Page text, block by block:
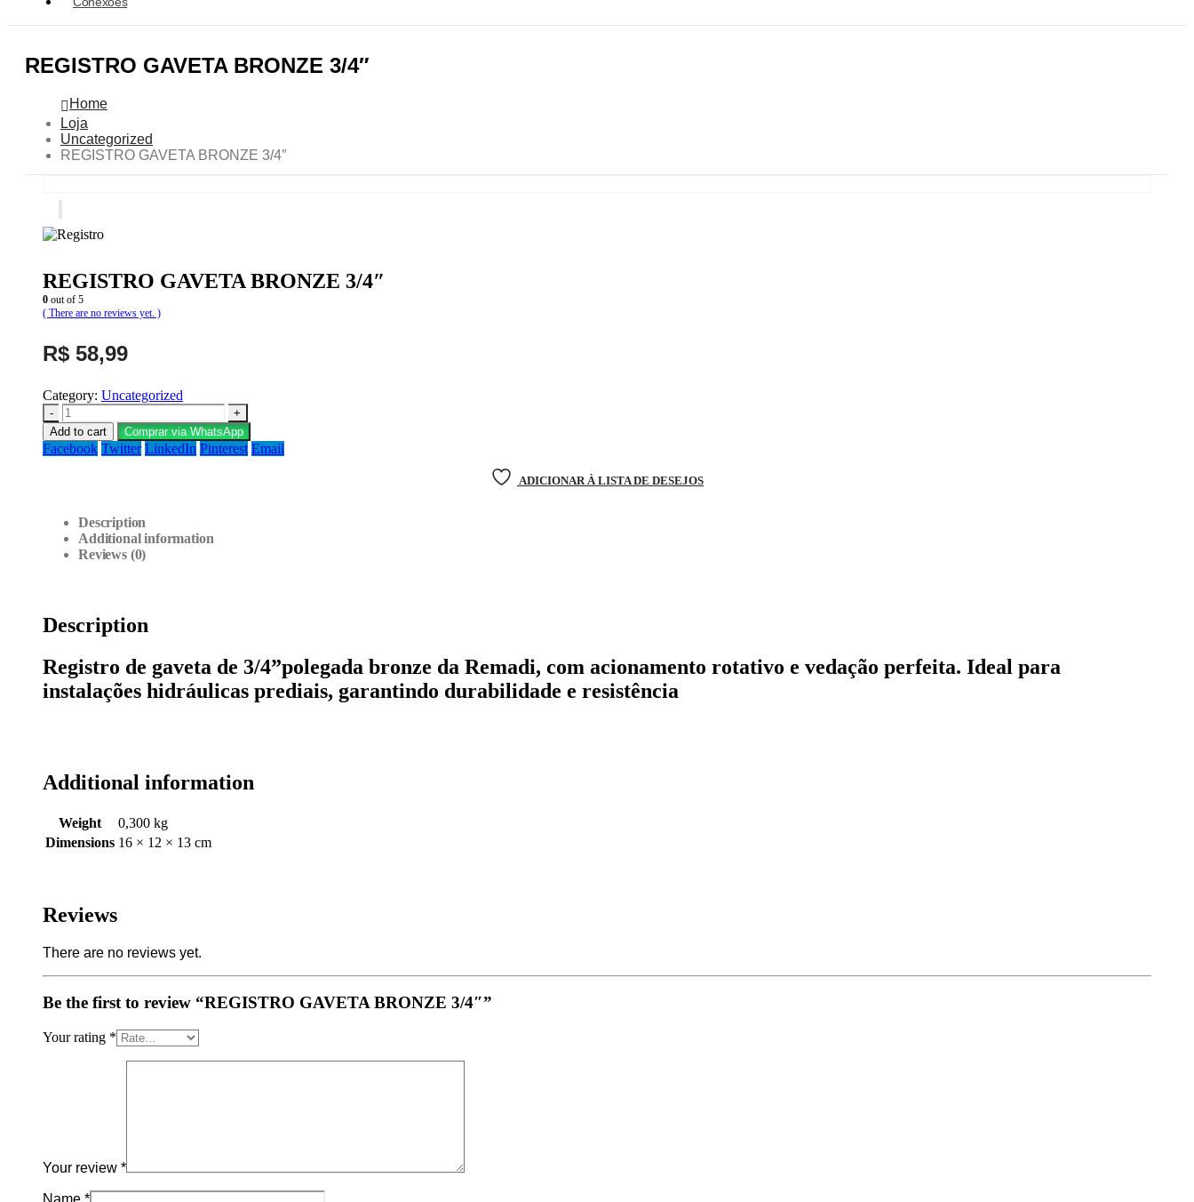
REGISTRO GAVETA BRONZE 3/4″
Home
Loja
Uncategorized
REGISTRO GAVETA BRONZE 3/4″
REGISTRO GAVETA BRONZE 3/4″
0 out of 5
( There are no reviews yet. )
R$ 58,99
Category: Uncategorized
-
+
Add to cart
Comprar via WhatsApp
Facebook Twitter LinkedIn Pinterest Email
ADICIONAR À LISTA DE DESEJOS
Description
Additional information
Reviews (0)
Description
Registro de gaveta de 3/4”polegada bronze da Remadi, com acionamento rotativo e vedação perfeita. Ideal para
instalações hidráulicas prediais, garantindo durabilidade e resistência
Additional information
Weight
0,300 kg
Dimensions 16 × 12 × 13 cm
Reviews
There are no reviews yet.
Be the first to review “REGISTRO GAVETA BRONZE 3/4″”
Your rating *
Your review *
Name *